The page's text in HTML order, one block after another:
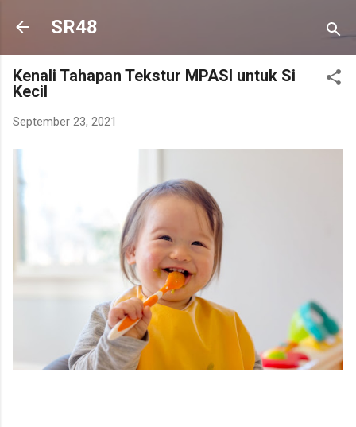
SR48
Kenali Tahapan Tekstur MPASI untuk Si
Kecil
September 23, 2021